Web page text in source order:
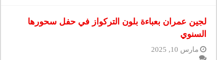
لجين عمران بعباءة بلون التركواز في حفل سحورها
السنوي
مارس 10, 2025